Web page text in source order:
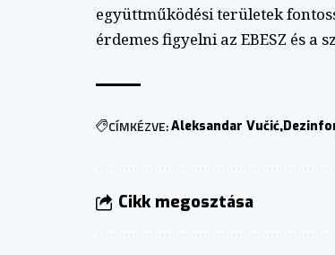
együttműködési területek
érdemes figyelni az EBESZ és
CÍMKÉZVE:Aleksandar Vučić
Cikk megosztása